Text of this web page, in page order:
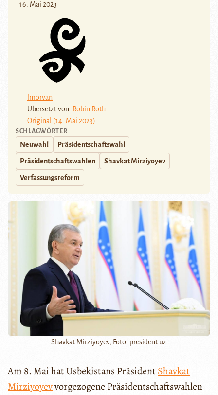
16. Mai 2023
lmorvan
Übersetzt von: Robin Roth
Original (14. Mai 2023)
SCHLAGWÖRTER
Neuwahl Präsidentschaftswahl
Präsidentschaftswahlen Shavkat Mirziyoyev
Verfassungsreform
Shavkat Mirziyoyev, Foto: president.uz
Am 8. Mai hat Usbekistans PräsidentShavkat
Mirziyoyevvorgezogene Präsidentschaftswahlen